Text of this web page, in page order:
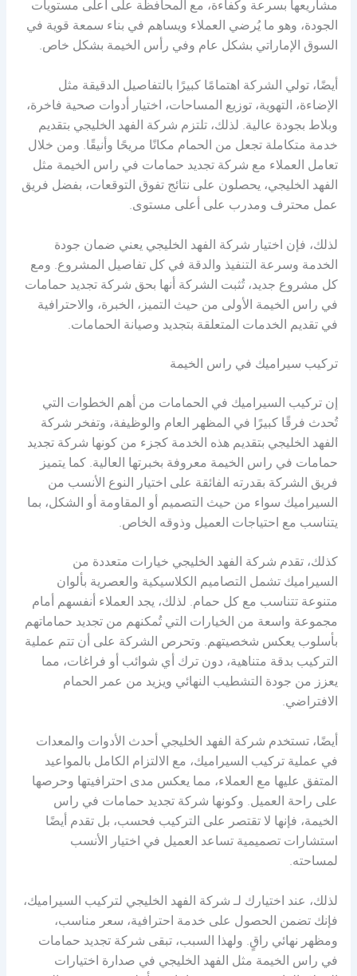
مشاريعها بسرعة وكفاءة، مع المحافظة على أعلى مستويات
الجودة، وهو ما يُرضي العملاء ويساهم في بناء سمعة قوية في
السوق الإماراتي بشكل عام وفي رأس الخيمة بشكل خاص.
أيضًا، تولي الشركة اهتمامًا كبيرًا بالتفاصيل الدقيقة مثل
الإضاءة، التهوية، توزيع المساحات، اختيار أدوات صحية فاخرة،
وبلاط بجودة عالية. لذلك، تلتزم شركة الفهد الخليجي بتقديم
خدمة متكاملة تجعل من الحمام مكانًا مريحًا وأنيقًا. ومن خلال
تعامل العملاء مع شركة تجديد حمامات في راس الخيمة مثل
الفهد الخليجي، يحصلون على نتائج تفوق التوقعات، بفضل فريق
عمل محترف ومدرب على أعلى مستوى.
لذلك، فإن اختيار شركة الفهد الخليجي يعني ضمان جودة
الخدمة وسرعة التنفيذ والدقة في كل تفاصيل المشروع. ومع
كل مشروع جديد، تُثبت الشركة أنها بحق شركة تجديد حمامات
في راس الخيمة الأولى من حيث التميز، الخبرة، والاحترافية
في تقديم الخدمات المتعلقة بتجديد وصيانة الحمامات.
تركيب سيراميك في راس الخيمة
إن تركيب السيراميك في الحمامات من أهم الخطوات التي
تُحدث فرقًا كبيرًا في المظهر العام والوظيفة، وتفخر شركة
الفهد الخليجي بتقديم هذه الخدمة كجزء من كونها شركة تجديد
حمامات في راس الخيمة معروفة بخبرتها العالية. كما يتميز
فريق الشركة بقدرته الفائقة على اختيار النوع الأنسب من
السيراميك سواء من حيث التصميم أو المقاومة أو الشكل، بما
يتناسب مع احتياجات العميل وذوقه الخاص.
كذلك، تقدم شركة الفهد الخليجي خيارات متعددة من
السيراميك تشمل التصاميم الكلاسيكية والعصرية بألوان
متنوعة تتناسب مع كل حمام. لذلك، يجد العملاء أنفسهم أمام
مجموعة واسعة من الخيارات التي تُمكنهم من تجديد حماماتهم
بأسلوب يعكس شخصيتهم. وتحرص الشركة على أن تتم عملية
التركيب بدقة متناهية، دون ترك أي شوائب أو فراغات، مما
يعزز من جودة التشطيب النهائي ويزيد من عمر الحمام
الافتراضي.
أيضًا، تستخدم شركة الفهد الخليجي أحدث الأدوات والمعدات
في عملية تركيب السيراميك، مع الالتزام الكامل بالمواعيد
المتفق عليها مع العملاء، مما يعكس مدى احترافيتها وحرصها
على راحة العميل. وكونها شركة تجديد حمامات في راس
الخيمة، فإنها لا تقتصر على التركيب فحسب، بل تقدم أيضًا
استشارات تصميمية تساعد العميل في اختيار الأنسب
لمساحته.
لذلك، عند اختيارك لـ شركة الفهد الخليجي لتركيب السيراميك،
فإنك تضمن الحصول على خدمة احترافية، سعر مناسب،
ومظهر نهائي راقٍ. ولهذا السبب، تبقى شركة تجديد حمامات
في راس الخيمة مثل الفهد الخليجي في صدارة اختيارات